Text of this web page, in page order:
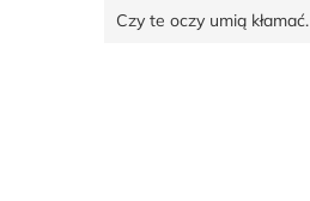
Czy te oczy umią kłamać.